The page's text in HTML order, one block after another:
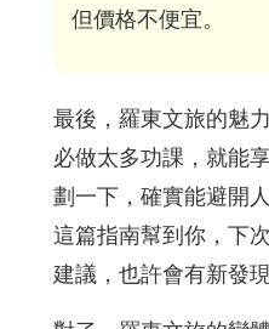
但價格不便宜。
最後，羅東文旅的魅
必做太多功課，就能
劃一下，確實能避開
這篇指南幫到你，下
建議，也許會有新發現